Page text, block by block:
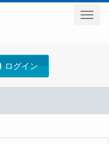
ログイン